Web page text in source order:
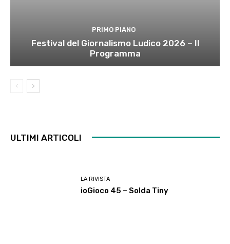
PRIMO PIANO
Festival del Giornalismo Ludico 2026 – Il
Programma
ULTIMI ARTICOLI
LA RIVISTA
ioGioco 45 – Solda Tiny